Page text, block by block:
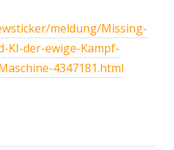
meldung/Missing-
KI-der-ewige-Kampf-
4347181.html